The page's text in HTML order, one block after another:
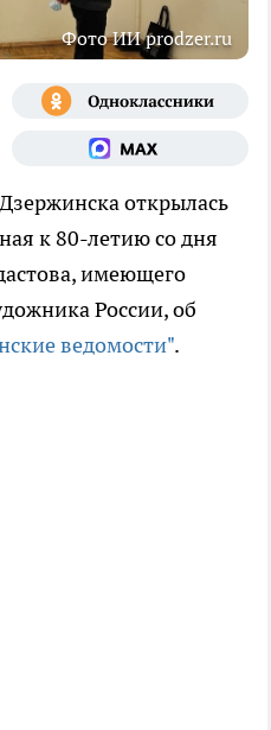
Фото ИИ prodzer.ru
открылась
к 80-летию со дня
имеющего
России, об
ведомости".